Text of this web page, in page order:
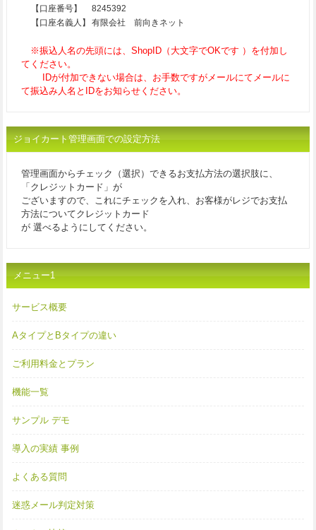
【口座番号】
8245392
【口座名義人】
有限会社 前向きネット
※振込人名の先頭には、ShopID（大文字でOKです ）を付加し
てください。
IDが付加できない場合は、お手数ですがメールにてメールに
て振込み人名とIDをお知らせください。
ジョイカート管理画面での設定方法
管理画面からチェック（選択）できるお支払方法の選択肢に、
「クレジットカード」が
ございますので、これにチェックを入れ、お客様がレジでお支払
方法についてクレジットカード
が 選べるようにしてください。
メニュー1
サービス概要
AタイプとBタイプの違い
ご利用料金とプラン
機能一覧
サンプル デモ
導入の実績 事例
よくある質問
迷惑メール判定対策